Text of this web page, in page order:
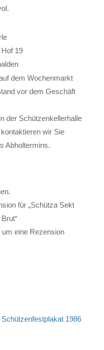
19
dem Wochenmarkt
vor dem Geschäft
der Schützenkellerhalle
wir Sie
Abholtermins.
für „Schütza Sekt
eine Rezension
Schützenfestplakat 1986